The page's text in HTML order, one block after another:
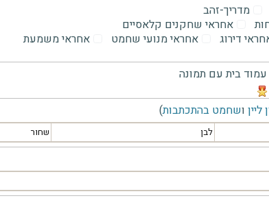
מדריך-זהב
אחראי שחקנים קלאסיים
דירוג אחראי מנועי שחמט אחראי משמעת
בית עם תמונה
ושחמט בהתכתבות)
לבן שחור